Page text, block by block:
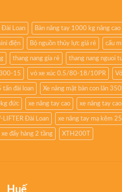
Đài Loan Bàn nâng tay 1000 kg nâng cao
điện Bộ nguồn thủy lực giá rẻ cẩu
thang nang gia rẻ thang nang nguoi
300-15 vỏ xe xúc 0.5/80-18/10PR
tấn đài loan Xe nâng mặt bàn con lăn
đức xe nâng tay cao xe nâng tay
LIFTER Đài Loan xe nâng tay mạ kẽm
xe đẩy hàng 2 tầng XTH200T
Huế